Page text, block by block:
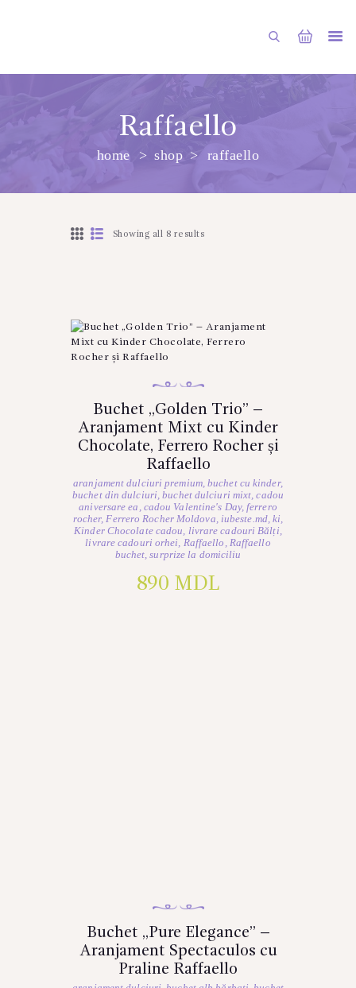
Raffaello
home shop raffaello
PRINCIPALA
DESPRE NOI
Showing all 8 results
Buchet „Golden Trio” –
Aranjament Mixt cu Kinder
Chocolate, Ferrero Rocher și
Raffaello
aranjament dulciuri premium,buchet cu kinder,
buchet din dulciuri,buchet dulciuri mixt,cadou
aniversare ea , cadou Valentine's Day,ferrero
rocher,Ferrero Rocher Moldova, iubeste.md,ki,
Kinder Chocolate cadou, livrare cadouri Bălți,
livrare cadouri orhei, Raffaello , Raffaello
buchet,surprize la domiciliu
890 MDL
Buchet „Pure Elegance” –
Aranjament Spectaculos cu
Praline Raffaello